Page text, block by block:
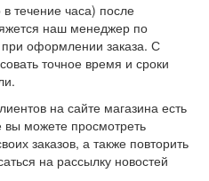
течение часа) после
наш менеджер по
оформлении заказа. С
точное время и сроки
на сайте магазина есть
вы можете просмотреть
заказов, а также повторить
на рассылку новостей